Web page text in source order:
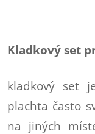
Kladkový set
kladkový set
plachta často
na jiných